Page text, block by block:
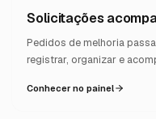
Solicitações
Pedidos de melhoria
registrar, organizar e
Conhecer no painel